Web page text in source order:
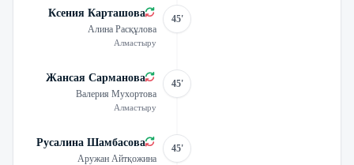
Ксения Карташова
Алина Расқұлова
Алмастыру
45'
Жансая Сарманова
Валерия Мухортова
Алмастыру
45'
Русалина Шамбасова
Аружан Айтқожина
45'